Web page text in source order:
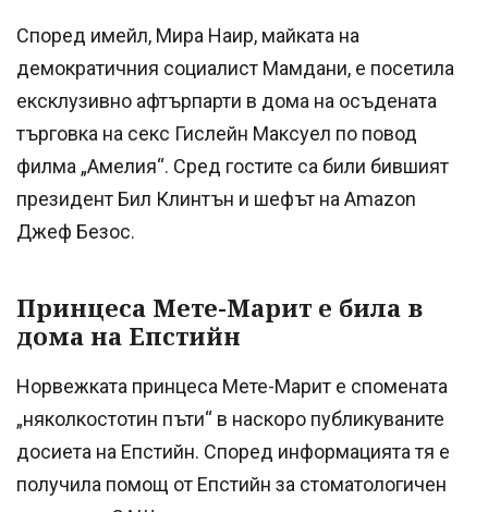
Според имейл, Мира Наир, майката на
демократичния социалист Мамдани, е посетила
ексклузивно афтърпарти в дома на осъдената
търговка на секс Гислейн Максуел по повод
филма „Амелия“. Сред гостите са били бившият
президент Бил Клинтън и шефът на Amazon
Джеф Безос.
Принцеса Мете-Марит е била в
дома на Епстийн
Норвежката принцеса Мете-Марит е спомената
„няколкостотин пъти“ в наскоро публикуваните
досиета на Епстийн. Според информацията тя е
получила помощ от Епстийн за стоматологичен